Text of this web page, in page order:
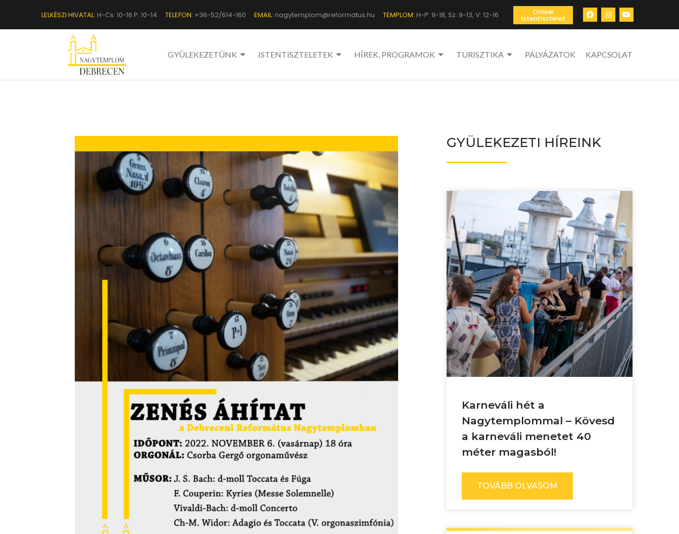
LELKÉSZI HIVATAL: H-Cs: 10-16 P: 10-14 TELEFON: +36-52/614-160 EMAIL: nagytemplom@reformatus.hu TEMPLOM: H-P: 9-18, Sz: 9-13, V: 12-16 Online
Istentisztelet
GYÜLEKEZETÜNK ISTENTISZTELETEK HÍREK, PROGRAMOK TURISZTIKA PÁLYÁZATOK KAPCSOLAT
GYÜLEKEZETI HÍREINK
Karneváli hét a
Nagytemplommal – Kövesd
a karneváli menetet 40
méter magasból!
TOVÁBB OLVASOM